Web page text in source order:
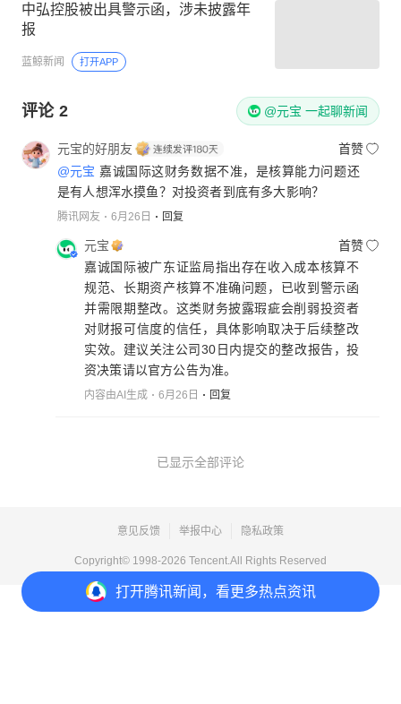
打开腾讯新闻，看更多热点资讯
中弘控股被出具警示函，涉未披露年
报
蓝鲸新闻 打开APP
评论 2 @元宝 一起聊新闻
元宝的好朋友
首赞
@元宝 嘉诚国际这财务数据不准，是核算能力问题还
是有人想浑水摸鱼？对投资者到底有多大影响？
腾讯网友 6月26日 回复
元宝
首赞
嘉诚国际被广东证监局指出存在收入成本核算不
规范、长期资产核算不准确问题，已收到警示函
并需限期整改。这类财务披露瑕疵会削弱投资者
对财报可信度的信任，具体影响取决于后续整改
实效。建议关注公司30日内提交的整改报告，投
资决策请以官方公告为准。
内容由AI生成 6月26日 回复
已显示全部评论
意见反馈 举报中心 隐私政策
Copyright© 1998-2026 Tencent.All Rights Reserved